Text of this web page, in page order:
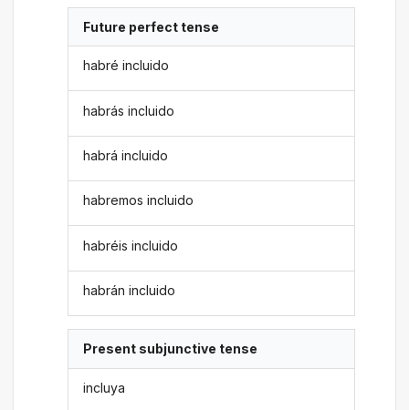
Future perfect tense
habré incluido
habrás incluido
habrá incluido
habremos incluido
habréis incluido
habrán incluido
Present subjunctive tense
incluya